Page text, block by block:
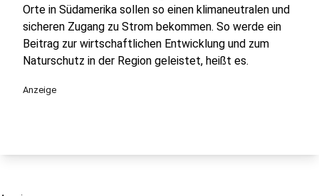
Orte in Südamerika sollen so einen klimaneutralen und
sicheren Zugang zu Strom bekommen. So werde ein
Beitrag zur wirtschaftlichen Entwicklung und zum
Naturschutz in der Region geleistet, heißt es.
Anzeige